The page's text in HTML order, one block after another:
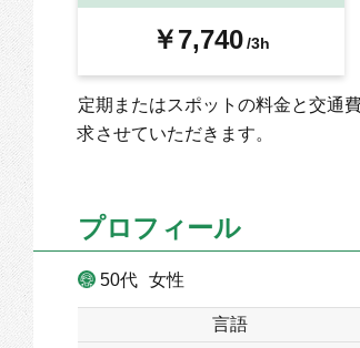
￥7,740 /3h
定期またはスポットの料金と交通
求させていただきます。
プロフィール
50代 女性
言語